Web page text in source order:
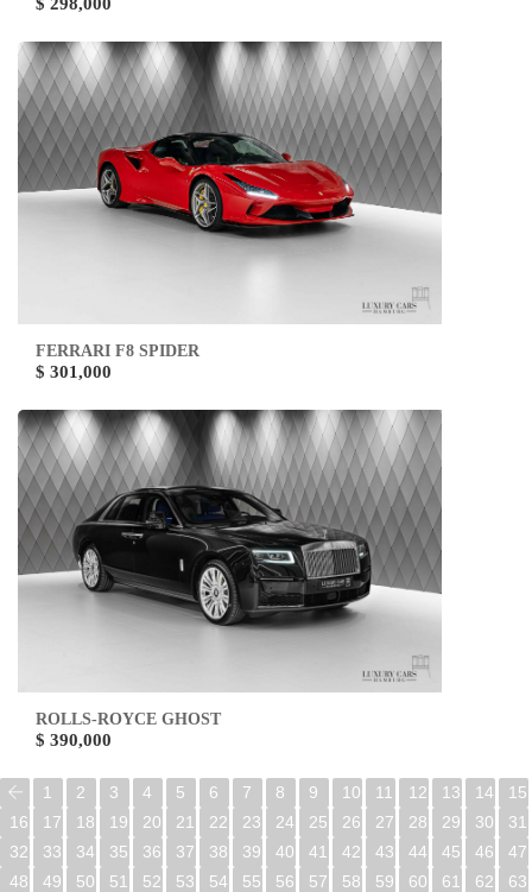
FERRARI F8 SPIDER
$ 301,000
ROLLS-ROYCE GHOST
$ 390,000
1 2 3 4 5 6 7 8 9 10 11 12 13 14
15
16
17 18 19 20 21 22 23 24 25 26 27 28 29 30
31
32
33 34 35 36 37 38 39 40 41 42 43 44 45 46
47
48
49 50 51 52 53 54 55 56 57 58 59 60 61 62
63